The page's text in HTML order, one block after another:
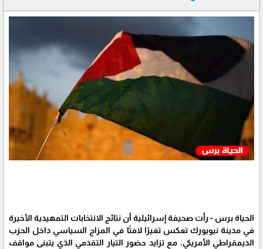
الحياة برس - رأت صحيفة إسرائيلية أن نتائج الانتخابات التمهيدية الأخيرة
في مدينة نيويورك تعكس تغيرًا لافتًا في المزاج السياسي داخل الحزب
الديمقراطي الأمريكي، مع تزايد حضور التيار التقدمي الذي يتبنى مواقف